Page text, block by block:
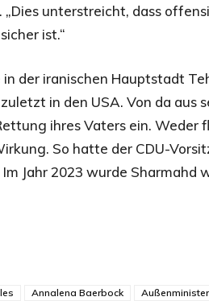
unterstreicht, dass
ist.“
der iranischen Hauptstadt
in den USA. Von da aus
ihres Vaters ein. Weder
So hatte der CDU-
Jahr 2023 wurde Sharmahd
Annalena Baerbock